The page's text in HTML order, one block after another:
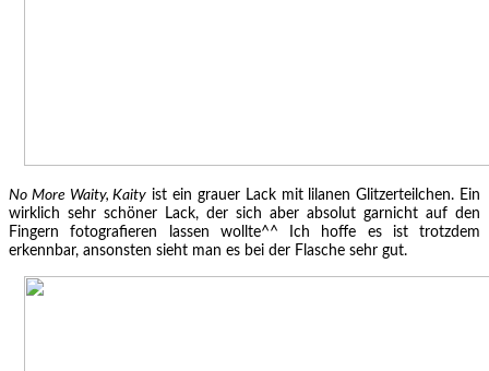
No More Waity, Kaity ist ein grauer Lack mit lilanen Glitzerteilchen. Ein
wirklich sehr schöner Lack, der sich aber absolut garnicht auf den
Fingern fotografieren lassen wollte^^ Ich hoffe es ist trotzdem
erkennbar, ansonsten sieht man es bei der Flasche sehr gut.